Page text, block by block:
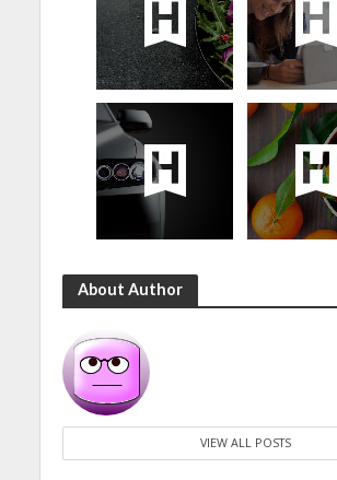
About Author
VIEW ALL POSTS